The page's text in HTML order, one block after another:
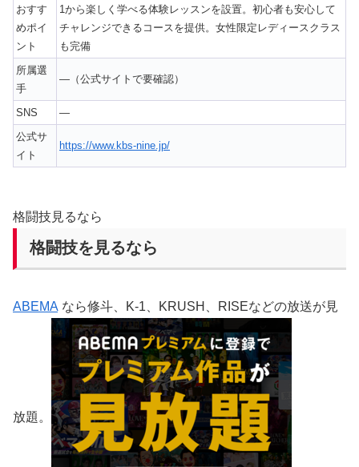
おすす
めポイ
ント
1から楽しく学べる体験レッスンを設置。初心者も安心して
チャレンジできるコースを提供。女性限定レディースクラス
も完備
所属選
手
—（公式サイトで要確認）
SNS
—
公式サ
イト
https://www.kbs-nine.jp/
格闘技見るなら
格闘技を見るなら
ABEMA なら修斗、K-1、KRUSH、RISEなどの放送が見
放題。